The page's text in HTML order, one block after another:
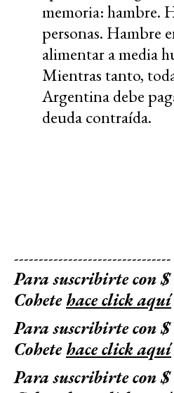
memoria: hambre.
personas. Hambre
alimentar a media
Mientras tanto,
Argentina debe
deuda contraída.
--------------------------------
Para suscribirte con
Cohetehace click aquí
Para suscribirte con
Cohetehace click aquí
Para suscribirte con